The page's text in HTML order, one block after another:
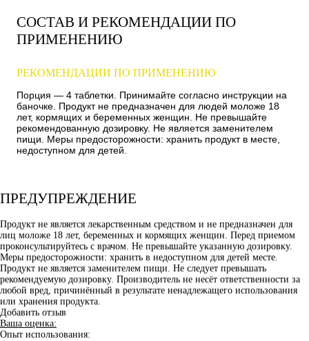
СОСТАВ И РЕКОМЕНДАЦИИ ПО
ПРИМЕНЕНИЮ
РЕКОМЕНДАЦИИ ПО ПРИМЕНЕНИЮ
Порция — 4 таблетки. Принимайте согласно инструкции на
баночке. Продукт не предназначен для людей моложе 18
лет, кормящих и беременных женщин. Не превышайте
рекомендованную дозировку. Не является заменителем
пищи. Меры предосторожности: хранить продукт в месте,
недоступном для детей.
ПРЕДУПРЕЖДЕНИЕ
Продукт не является лекарственным средством и не предназначен для
лиц моложе 18 лет, беременных и кормящих женщин. Перед приемом
проконсультируйтесь с врачом. Не превышайте указанную дозировку.
Меры предосторожности: хранить в недоступном для детей месте.
Продукт не является заменителем пищи. Не следует превышать
рекомендуемую дозировку. Производитель не несёт ответственности за
любой вред, причинённый в результате ненадлежащего использования
или хранения продукта.
Добавить отзыв
Ваша оценка:
Опыт использования: